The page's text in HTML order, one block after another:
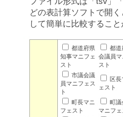
どの表計算ソフトで開
して簡単に比較すること
都道府県
知事マニフェ
スト
都道
会議員
スト
市議会議
員マニフェス
ト
区
ェスト
町長マニ
フェスト
町議
マニフェ